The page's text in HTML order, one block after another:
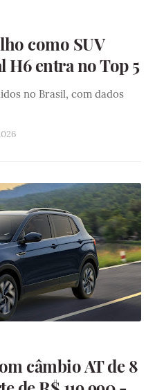
como SUV
H6 entra no Top 5
no Brasil, com dados
câmbio AT de 8